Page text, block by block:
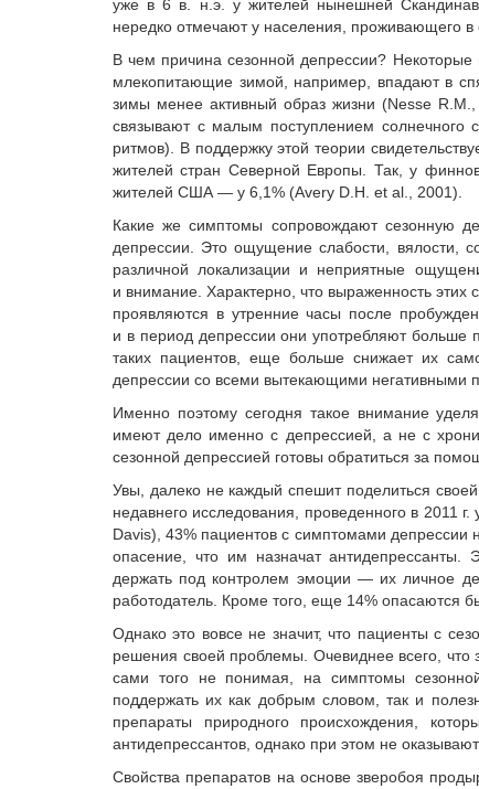
уже в 6 в. н.э. у жителей нынешней
нередко отмечают у населения, проживающего в
В чем причина сезонной депрессии?
млекопитающие зимой, например, впадают в
зимы менее активный образ жизни (Nesse
связывают с малым поступлением солнечного
ритмов). В под­держку этой теории
жителей стран Северной Европы. Так, у
жителей США — у 6,1% (Avery D.H. et al., 2001).
Какие же симптомы сопровождают сезонную
депрессии. Это ощущение слабости, вялости,
различной локализации и неприятные
и внимание. Характерно, что выраженность этих
проявляются в утренние часы после
и в период депрессии они употребляют больше
таких пациентов, еще больше снижает их
депрессии со всеми вытекающими негативными
Именно поэтому сегодня такое внимание
имеют дело именно с депрессией, а не с
сезонной депрессией готовы обратиться за
Увы, далеко не каждый спешит поделиться
недавнего исследования, проведенного в 2011
Davis), 43% пациентов с симптомами
опасение, что им назначат
держать под контролем эмоции — их личное
работодатель. Кроме того, еще 14% опасаются
Однако это вовсе не значит, что пациенты с
решения своей проблемы. Очевиднее всего,
сами того не понимая, на симптомы
поддержать их как добрым словом, так и
препараты природного происхождения,
антидепрессантов, однако при этом не
Свойства препаратов на основе зверобоя